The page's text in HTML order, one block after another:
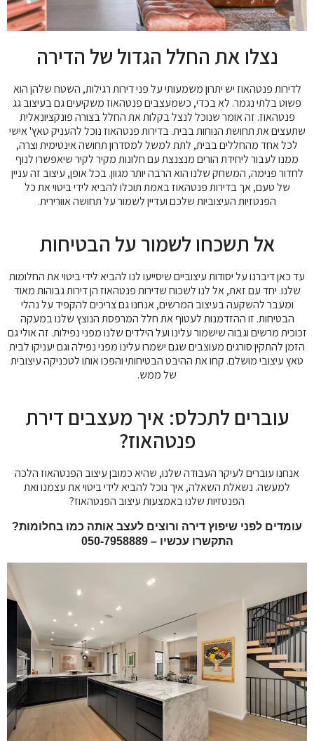
נצלו את החלל הגדול של הדירה
לדירות פנטהאוז יש יתרון משמעותי על פני דירות רגילות, השטח שלהן הוא
פשוט בלתי נגמר. לא בכדי, כשמעצבים פנטהאוז משקיעים גם בעיצוב גג
פנטהאוז. זה אומר שנוכל לנצל בקלות את החלל בצורה פונקציונאלית
שתעצים את תחושת הנוחות בבית. בדירות פנטהאוז נוכל להעניק טאץ' אישי
לכל אחד מהחללים בבית, לתת למשל למסדרון תחושה אינטימית וצרה,
ממנו לעבור ליחידת הורים מנצנצת עם חלונות מקיר לקיר שיאפשרו לנוף
לחדור פנימה, המשחק שלנו הוא הרבה יותר מגוון. בכל אופן, עיצוב זה עניין
של טעם, אך בדירות פנטהאוז באמת תוכלו להביא לידי ביטוי את כל
הפנטזיות העיצוביות שלכם ועדיין לשמור על תחושה אוורירית.
אל תשכחו לשמור על הבטיחות
עד כאן דיברנו על יסודות עיצוביים שיסייעו לנו להביא לידי ביטוי את החלומות
שלנו. יחד עם זאת, אל לנו לשכוח שדירות פנטהאוז הן דירות גבוהות מאוד
ומעבר להשקעה בעיצוב המרשים, אנחנו גם צריכים להקפיד על נהלי
הבטיחות. זו ההזדמנות לעטוף את חלל המרפסת הנוצץ שלנו במעקה
זכוכית מרשים וגבוה שישמור עלינו ועל הילדים שלנו מפני נפילות. זה אולי גם
הזמן להתקין סורגים מעוצבים שגם ישמרו עלינו מפני נפילה וגם יעניקו לבית
טאץ עיצובי מושלם. קחו את ההיבט הבטיחותי והפכו אותו לטכניקה עיצובית
של ממש.
עוברים לתכלס: איך מעצבים דירת
פנטהאוז?
אנחנו עוברים לעיקר העבודה שלנו, שהיא כמובן עיצוב הפנטהאוז הלכה
למעשה. נשאלת השאלה, איך נוכל להביא לידי ביטוי את עצמנו ואת
הפנטזיות שלנו באמצעות עיצוב הפנטהאוז?
עומדים לפני שיפוץ דירה ורוצים לעצב אותה כמו בחלומות?
התקשרו עכשיו – 050-7958889